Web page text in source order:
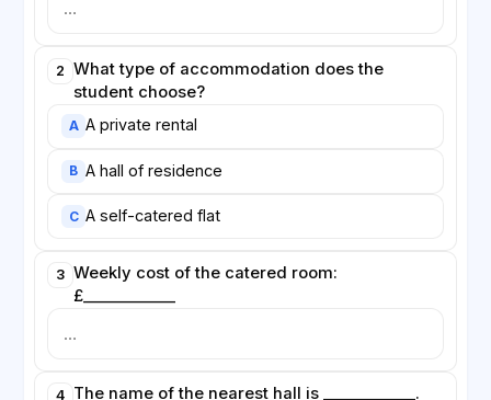
2
What type of accommodation does the
student choose?
A A private rental
B A hall of residence
C A self-catered flat
3 Weekly cost of the catered room:
£____________
4 The name of the nearest hall is ____________.